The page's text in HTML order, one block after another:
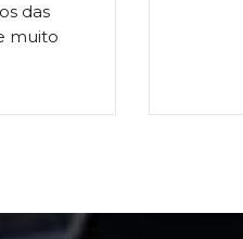
das
muito